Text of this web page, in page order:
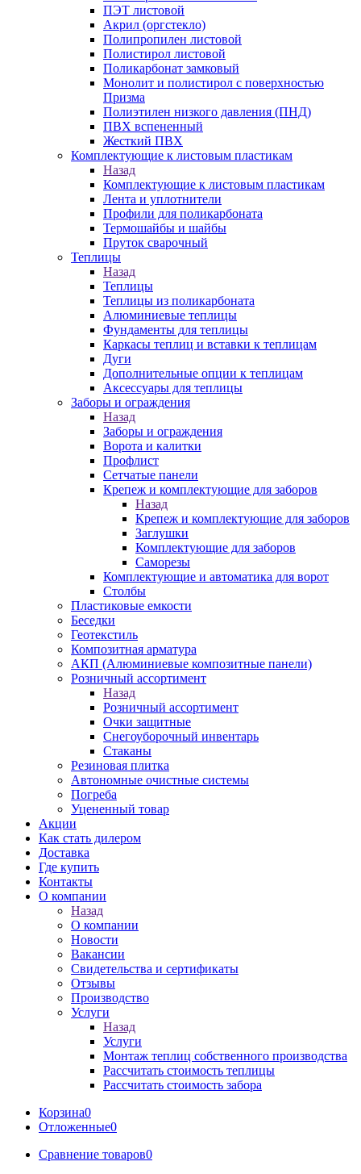
ПЭТ листовой
Акрил (оргстекло)
Полипропилен листовой
Полистирол листовой
Поликарбонат замковый
Монолит и полистирол с поверхностью
Призма
Полиэтилен низкого давления (ПНД)
ПВХ вспененный
Жесткий ПВХ
Комплектующие к листовым пластикам
Назад
Комплектующие к листовым пластикам
Лента и уплотнители
Профили для поликарбоната
Термошайбы и шайбы
Пруток сварочный
Теплицы
Назад
Теплицы
Теплицы из поликарбоната
Алюминиевые теплицы
Фундаменты для теплицы
Каркасы теплиц и вставки к теплицам
Дуги
Дополнительные опции к теплицам
Аксессуары для теплицы
Заборы и ограждения
Назад
Заборы и ограждения
Ворота и калитки
Профлист
Сетчатые панели
Крепеж и комплектующие для заборов
Назад
Крепеж и комплектующие для заборов
Заглушки
Комплектующие для заборов
Саморезы
Комплектующие и автоматика для ворот
Столбы
Пластиковые емкости
Беседки
Геотекстиль
Композитная арматура
АКП (Алюминиевые композитные панели)
Розничный ассортимент
Назад
Розничный ассортимент
Очки защитные
Снегоуборочный инвентарь
Стаканы
Резиновая плитка
Автономные очистные системы
Погреба
Уцененный товар
Акции
Как стать дилером
Доставка
Где купить
Контакты
О компании
Назад
О компании
Новости
Вакансии
Свидетельства и сертификаты
Отзывы
Производство
Услуги
Назад
Услуги
Монтаж теплиц собственного производства
Рассчитать стоимость теплицы
Рассчитать стоимость забора
Корзина0
Отложенные0
Сравнение товаров0